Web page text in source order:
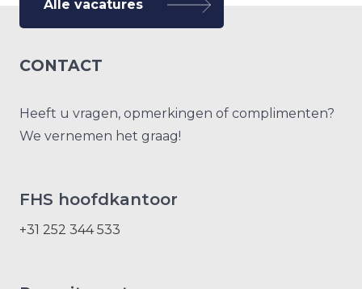
Alle vacatures
CONTACT
Heeft u vragen, opmerkingen of complimenten?
We vernemen het graag!
FHS hoofdkantoor
+31 252 344 533